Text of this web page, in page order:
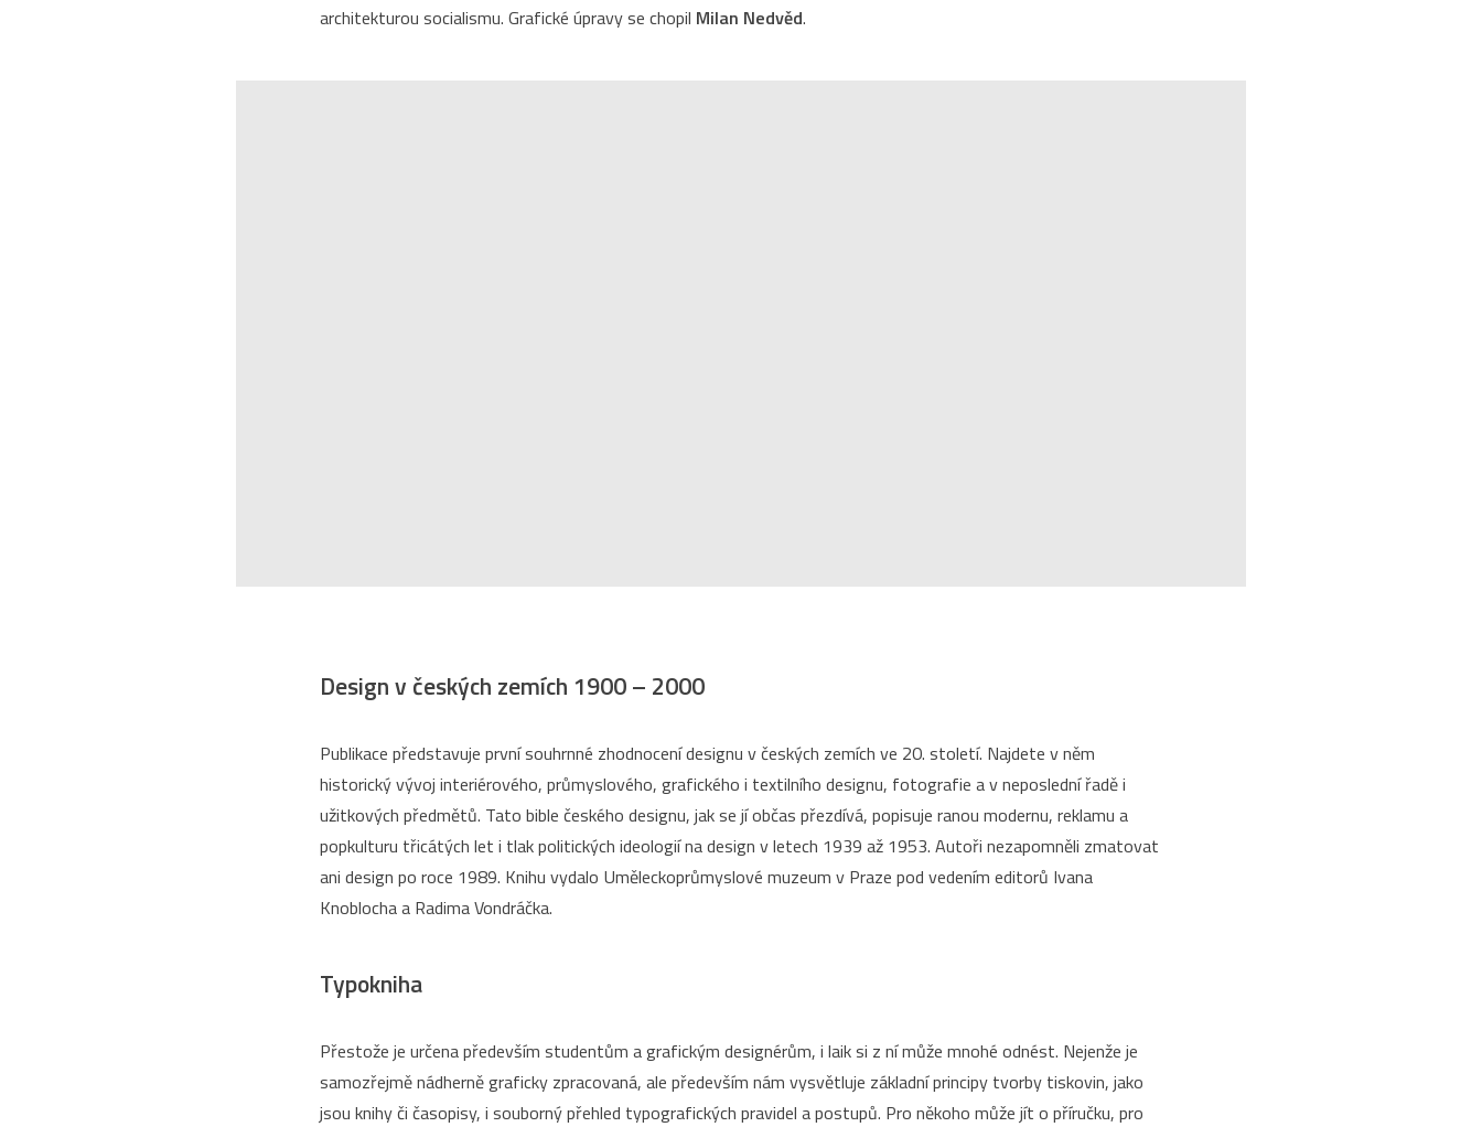
architekturou socialismu. Grafické úpravy se chopil Milan Nedvěd.
Design v českých zemích 1900 – 2000
Publikace představuje první souhrnné zhodnocení designu v českých zemích ve 20. století. Najdete v něm
historický vývoj interiérového, průmyslového, grafického i textilního designu, fotografie a v neposlední řadě i
užitkových předmětů. Tato bible českého designu, jak se jí občas přezdívá, popisuje ranou modernu, reklamu a
popkulturu třicátých let i tlak politických ideologií na design v letech 1939 až 1953. Autoři nezapomněli zmatovat
ani design po roce 1989. Knihu vydalo Uměleckoprůmyslové muzeum v Praze pod vedením editorů Ivana
Knoblocha a Radima Vondráčka.
Typokniha
Přestože je určena především studentům a grafickým designérům, i laik si z ní může mnohé odnést. Nejenže je
samozřejmě nádherně graficky zpracovaná, ale především nám vysvětluje základní principy tvorby tiskovin, jako
jsou knihy či časopisy, i souborný přehled typografických pravidel a postupů. Pro někoho může jít o příručku, pro